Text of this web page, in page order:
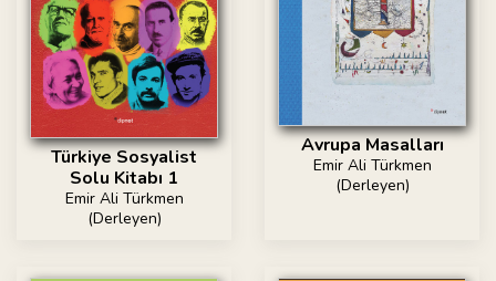
Türkiye Sosyalist
Solu Kitabı 1
Emir Ali Türkmen
(Derleyen)
Avrupa Masalları
Emir Ali Türkmen
(Derleyen)